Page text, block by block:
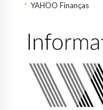
YAHOO Finanças